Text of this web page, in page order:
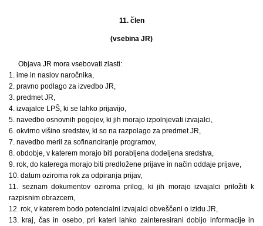
11. člen
(vsebina JR)
Objava JR mora vsebovati zlasti:
1. ime in naslov naročnika,
2. pravno podlago za izvedbo JR,
3. predmet JR,
4. izvajalce LPŠ, ki se lahko prijavijo,
5. navedbo osnovnih pogojev, ki jih morajo izpolnjevati izvajalci,
6. okvirno višino sredstev, ki so na razpolago za predmet JR,
7. navedbo meril za sofinanciranje programov,
8. obdobje, v katerem morajo biti porabljena dodeljena sredstva,
9. rok, do katerega morajo biti predložene prijave in način oddaje prijave,
10. datum oziroma rok za odpiranja prijav,
11. seznam dokumentov oziroma prilog, ki jih morajo izvajalci priložiti k
razpisnim obrazcem,
12. rok, v katerem bodo potencialni izvajalci obveščeni o izidu JR,
13. kraj, čas in osebo, pri kateri lahko zainteresirani dobijo informacije in